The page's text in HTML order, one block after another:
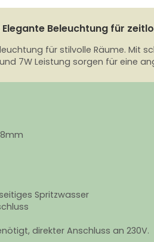
Elegante Beleuchtung für
für stilvolle Räume. Mit
7W Leistung sorgen für eine
Spritzwasser
direkter Anschluss an 230V.